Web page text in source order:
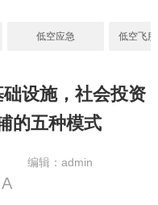
低空应急 低空飞
设施，社会投资
的五种模式
编辑：admin
A